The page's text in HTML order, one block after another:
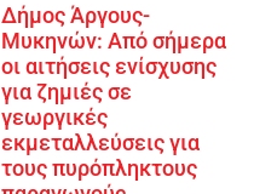
Δήμος Άργους-
Μυκηνών: Από σήμερα
οι αιτήσεις ενίσχυσης
για ζημιές σε
γεωργικές
εκμεταλλεύσεις για
τους πυρόπληκτους